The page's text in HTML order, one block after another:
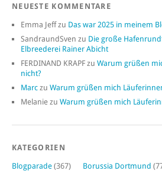
NEUESTE KOMMENTARE
Emma Jeffzu Das war 2025 in meinem
SandraundSven zu Die große
Elbreederei Rainer Abicht
FERDINAND KRAPF zu Warum grüßen
nicht?
Marc zu Warum grüßen mich
Melanie zu Warum grüßen mich
KATEGORIEN
Blogparade (367) Borussia Dortmund